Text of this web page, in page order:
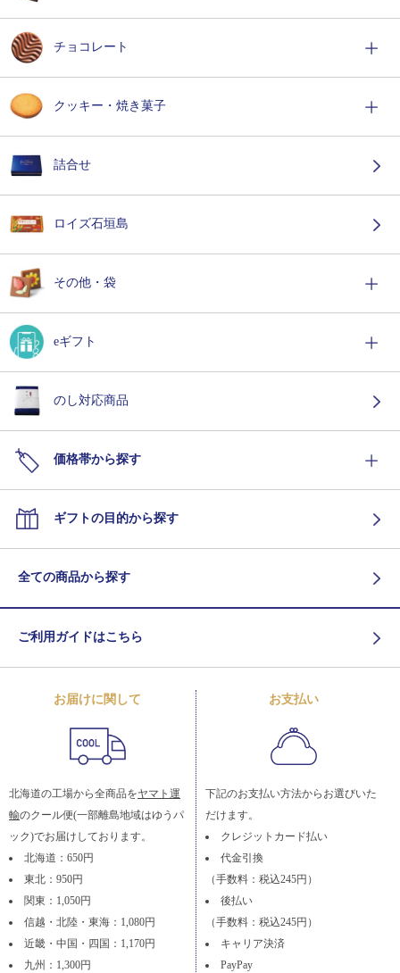
チョコレート
クッキー・焼き菓子
詰合せ
ロイズ石垣島
その他・袋
eギフト
のし対応商品
価格帯から探す
ギフトの目的から探す
全ての商品から探す
ご利用ガイドはこちら
お届けに関して
北海道の工場から全商品をヤマト運
輸のクール便(一部離島地域はゆうパ
ック)でお届けしております。
北海道：650円
東北：950円
関東：1,050円
信越・北陸・東海：1,080円
近畿・中国・四国：1,170円
九州：1,300円
お支払い
下記のお支払い方法からお選びいた
だけます。
クレジットカード払い
代金引換
（手数料：税込245円）
後払い
（手数料：税込245円）
キャリア決済
PayPay